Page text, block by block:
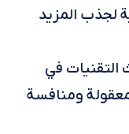
لجذب المزيد
التقنيات في
ومنافسة